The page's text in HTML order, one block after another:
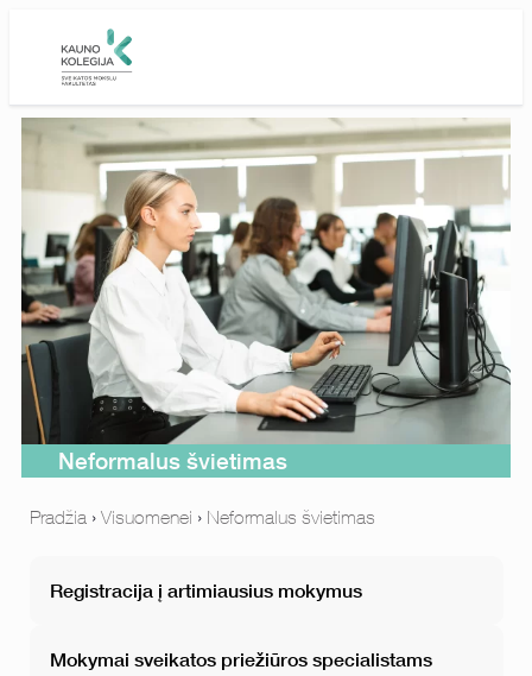
Neformalus švietimas
Pradžia › Visuomenei › Neformalus švietimas
Registracija į artimiausius mokymus
Mokymai sveikatos priežiūros specialistams